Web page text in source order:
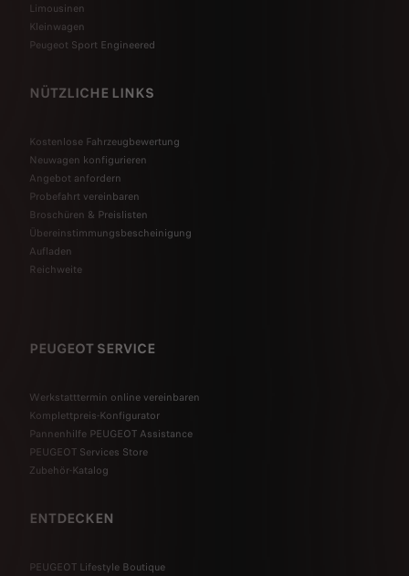
Limousinen
Kleinwagen
Peugeot Sport Engineered
NÜTZLICHE LINKS
Kostenlose Fahrzeugbewertung
Neuwagen konfigurieren
Angebot anfordern
Probefahrt vereinbaren
Broschüren & Preislisten
Übereinstimmungsbescheinigung
Aufladen
Reichweite
PEUGEOT SERVICE
Werkstatttermin online vereinbaren
Komplettpreis-Konfigurator
Pannenhilfe PEUGEOT Assistance
PEUGEOT Services Store
Zubehör-Katalog
ENTDECKEN
PEUGEOT Lifestyle Boutique